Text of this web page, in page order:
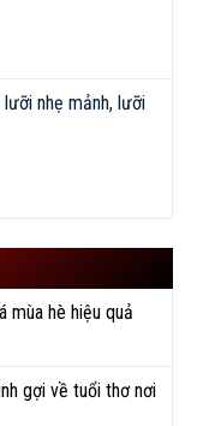
cụ câu cá.
tinh thần
thời gian.
câu, cũng như
đầy vui thú.
TỤY –
nhẹ mảnh, lưỡi
mùa hè hiệu quả
gợi về tuổi thơ nơi